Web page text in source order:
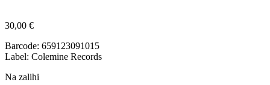
30,00 €
Barcode: 659123091015
Label: Colemine Records
Na zalihi